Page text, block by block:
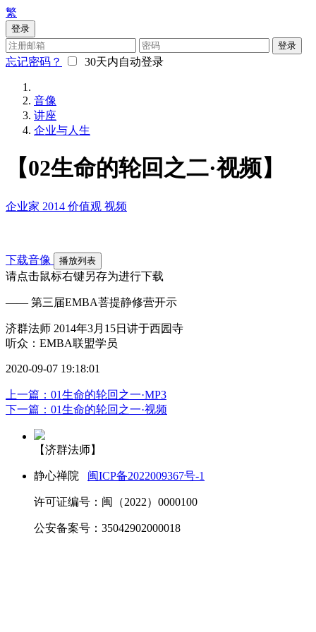
繁
登录
登录
忘记密码？ 30天内自动登录
音像
讲座
企业与人生
【02生命的轮回之二·视频】
企业家 2014 价值观 视频
下载音像 播放列表
请点击鼠标右键另存为进行下载
—— 第三届EMBA菩提静修营开示
济群法师 2014年3月15日讲于西园寺
听众：EMBA联盟学员
2020-09-07 19:18:01
上一篇：01生命的轮回之一·MP3
下一篇：01生命的轮回之一·视频
【济群法师】
静心禅院 闽ICP备2022009367号-1
许可证编号：闽（2022）0000100
公安备案号：35042902000018